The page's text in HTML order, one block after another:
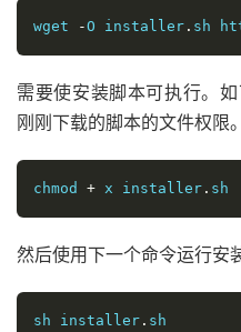
wget
-O installer . sh
需要使安装脚本可执行。
刚刚下载的脚本的文件权限。
chmod + x installer . sh
然后使用下一个命令运行安
sh installer . sh